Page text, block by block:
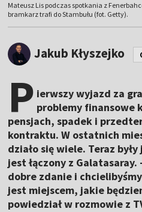
Mateusz Lis podczas spotkania z
bramkarz trafi do Stambułu (fot. Getty).
Jakub Kłyszejko
P ierwszy wyjazd za
problemy finansowe
pensjach, spadek i
kontraktu. W ostatnich
działo się wiele. Teraz
jest łączony z Galatasaray.
dobre zdanie i
jest miejscem, jakie
powiedział w rozmowie z